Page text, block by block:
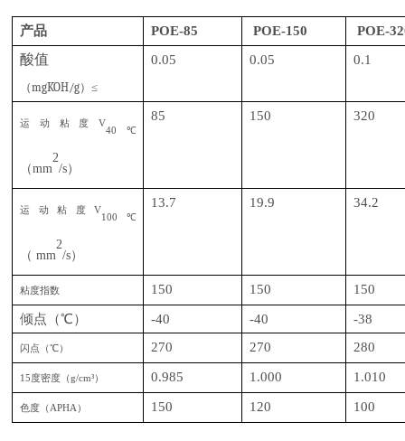
产品 POE-85 POE-150 POE-
酸值
（mgKOH/g） ≤
0.05 0.05 0.1
运动粘度V
40 ℃
（mm
2
/s）
85 150 320
运动粘度V
100 ℃
（ mm
2
/s）
13.7 19.9 34.2
粘度指数 150 150 150
倾点（℃） -40 -40 -38
闪点（℃） 270 270 280
15度密度（g/cm³） 0.985 1.000 1.010
色度（ APHA） 150 120 100